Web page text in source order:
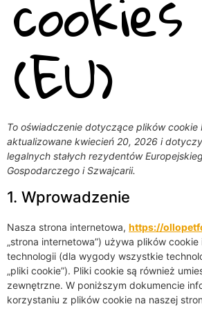
(EU)
To oświadczenie dotyczące plików cookie
aktualizowane kwiecień 20, 2026 i
legalnych stałych rezydentów
Gospodarczego i Szwajcarii.
1. Wprowadzenie
Nasza strona internetowa, https://
„strona internetowa”) używa plików
technologii (dla wygody wszystkie
„pliki cookie”). Pliki cookie są również
zewnętrzne. W poniższym dokumencie
korzystaniu z plików cookie na naszej